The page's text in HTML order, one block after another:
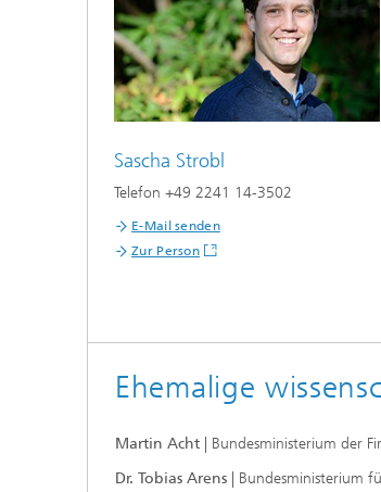
Sascha Strobl
Telefon +49 2241 14-3502
E-Mail senden
Zur Person
Ehemalige
Martin Acht | Bundesministerium der
Dr. Tobias Arens
| Bundesministerium